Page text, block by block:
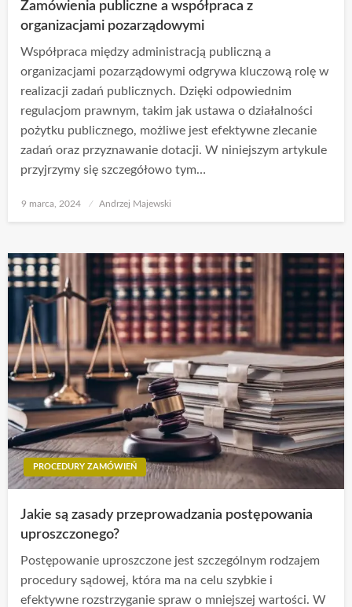
Zamówienia publiczne a współpraca z
organizacjami pozarządowymi
Współpraca między administracją publiczną a
organizacjami pozarządowymi odgrywa kluczową rolę w
realizacji zadań publicznych. Dzięki odpowiednim
regulacjom prawnym, takim jak ustawa o działalności
pożytku publicznego, możliwe jest efektywne zlecanie
zadań oraz przyznawanie dotacji. W niniejszym artykule
przyjrzymy się szczegółowo tym…
Opublikowane
9 marca, 2024 Andrzej Majewski
PROCEDURY ZAMÓWIEŃ
Jakie są zasady przeprowadzania postępowania
uproszczonego?
Postępowanie uproszczone jest szczególnym rodzajem
procedury sądowej, która ma na celu szybkie i
efektywne rozstrzyganie spraw o mniejszej wartości. W